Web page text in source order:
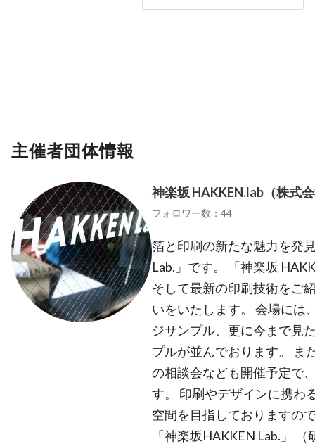
主催者団体情報
神楽坂 HAKKEN.lab（株式
フォロワー数：44
箔と印刷の新たな魅力を発
Lab.」です。 「神楽坂
そして最新の印刷技術をご
いをいたします。 会場には
ジサンプル、更に今まで見
プルが並んでおります。 ま
の相談会なども開催予定で
す。 印刷やデザインに携わ
空間を目指しておりますの
「神楽坂HAKKEN Lab.」